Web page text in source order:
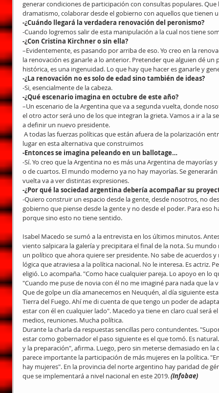
generar condiciones de participación con consultas populares.
dramatismo, colaborar desde el gobierno con aquellos que tienen
-¿Cuándo llegará la verdadera renovación del peronismo?
-Cuando logremos salir de esta manipulación a la cual nos tiene
-¿Con Cristina Kirchner o sin ella?
–Evidentemente, es pasando por arriba de eso. Yo creo en la
la renovación es ganarle a lo anterior. Pretender que alguien dé
histórica, es una ingenuidad. Lo que hay que hacer es ganarle y
-¿La renovación no es solo de edad sino también de ideas?
-Si, esencialmente de la cabeza.
-¿Qué escenario imagina en octubre de este año?
–Un escenario de la Argentina que va a segunda vuelta, donde
el otro actor será uno de los que integran la grieta. Vamos a ir a la
a definir un nuevo presidente.
lugar en esta alternativa que construimos
-Entonces se imagina peleando en un ballotage…
-Sí. Yo creo que la Argentina no es más una Argentina de mayorías
o de cuartos. El mundo moderno ya no hay mayorías. Se
vuelta va a ver distintas expresiones.
-¿Por qué la sociedad argentina debería acompañar su
-Quiero construir un espacio desde la gente, desde nosotros, no
gobierno que piense desde la gente y no desde el poder. Para eso
porque sino esto no tiene sentido.
Isabel Macedo se sumó a la entrevista en los últimos minutos.
viento salpicara la galería y precipitara el final de la nota. Su
un político que ahora quiere ser presidente. No sabe de acuerdos
lógica que atraviesa a la política nacional. No le interesa. Es actriz.
eligió. Lo acompaña. "Como hace cualquier pareja. Lo apoyo en lo
"Cuando me puse de novia con él no me imaginé para nada que la
Que de golpe un día amanecemos en Neuquén, al día siguiente
Tierra del Fuego. Ahí me di cuenta de que tengo un poder de
estar con él en cualquier lado". Macedo ya tiene en claro cual será
medios, reuniones. Mucha política.
Durante la charla da respuestas sencillas pero contundentes.
estar como gobernador el paso siguiente es el que tomó. Es
y la preparación", afirma. Luego, pero sin meterse demasiado en
parece importante la participación de más mujeres en la política.
hay mujeres". En la provincia del norte argentino hay paridad de
que se implementará a nivel nacional en este 2019. (Infobae)